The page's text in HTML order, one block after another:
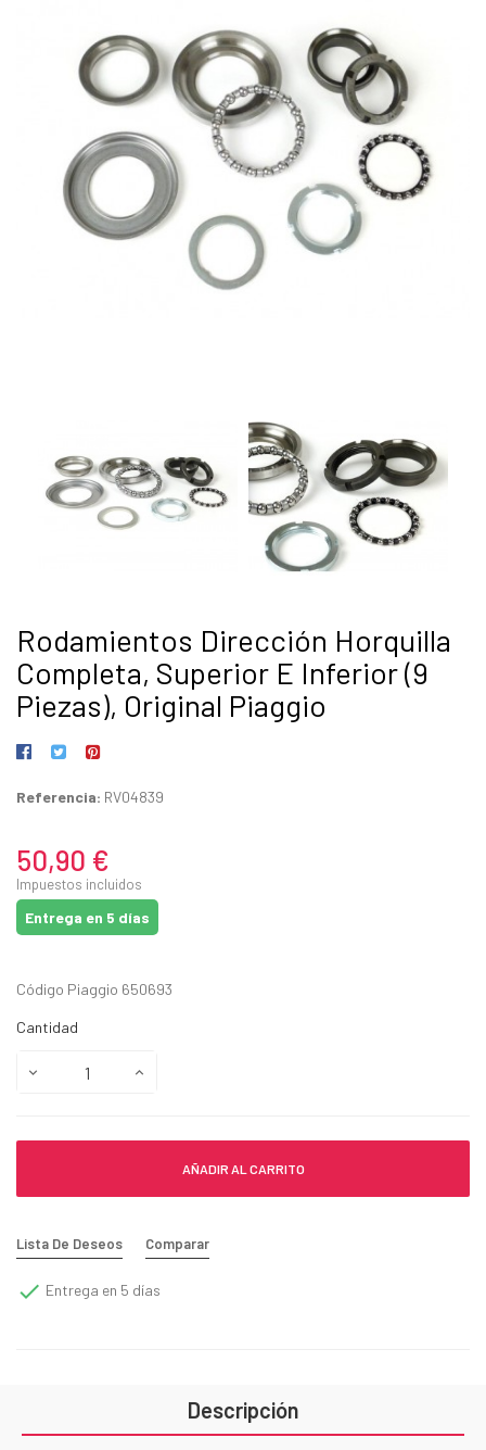
Rodamientos Dirección Horquilla
Completa, Superior E Inferior (9
Piezas), Original Piaggio
Referencia: RV04839
50,90 €
Impuestos incluidos
Entrega en 5 días
Código Piaggio 650693
Cantidad
AÑADIR AL CARRITO
Lista De Deseos Comparar
 Entrega en 5 días
Descripción